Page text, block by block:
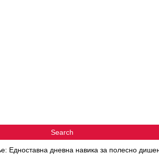
Search
Едноставна дневна навика за полесно